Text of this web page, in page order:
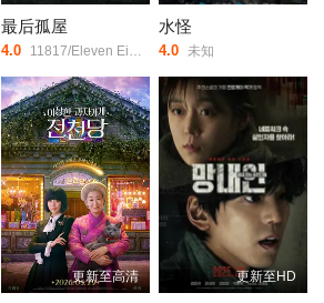
最后孤屋
4.0 11817/Eleven Eight One Seven/
水怪
4.0 未知
更新至高清 更新至HD